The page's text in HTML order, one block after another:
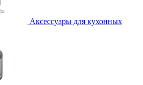
Аксессуары для кухонных